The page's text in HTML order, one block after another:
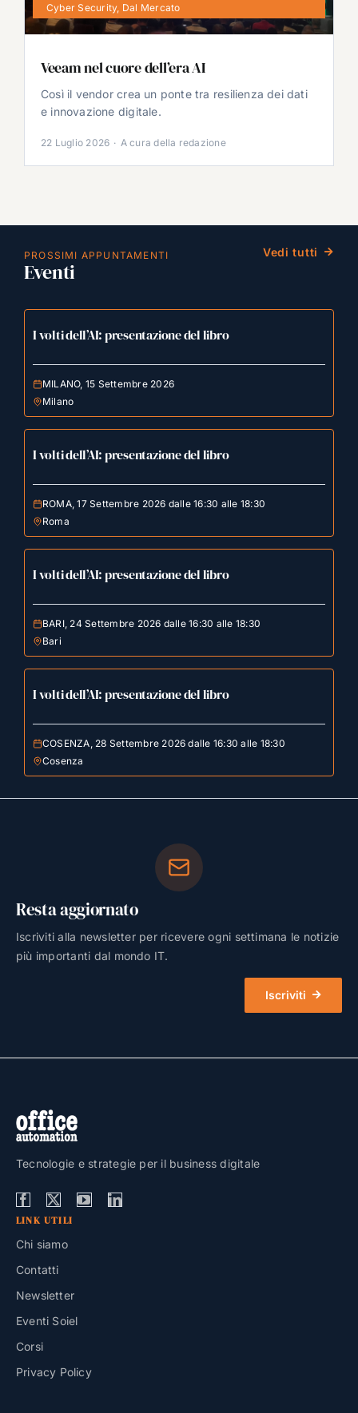
Cyber Security, Dal Mercato
Veeam nel cuore dell’era AI
Così il vendor crea un ponte tra resilienza dei dati
e innovazione digitale.
22 Luglio 2026 · A cura della redazione
PROSSIMI APPUNTAMENTI
Eventi
Vedi tutti
I volti dell’AI: presentazione del libro
MILANO, 15 Settembre 2026
Milano
I volti dell’AI: presentazione del libro
ROMA, 17 Settembre 2026 dalle 16:30 alle 18:30
Roma
I volti dell’AI: presentazione del libro
BARI, 24 Settembre 2026 dalle 16:30 alle 18:30
Bari
I volti dell’AI: presentazione del libro
COSENZA, 28 Settembre 2026 dalle 16:30 alle 18:30
Cosenza
Resta aggiornato
Iscriviti alla newsletter per ricevere ogni settimana le notizie
più importanti dal mondo IT.
Iscriviti
Tecnologie e strategie per il business digitale
LINK UTILI
Chi siamo
Contatti
Newsletter
Eventi Soiel
Corsi
Privacy Policy